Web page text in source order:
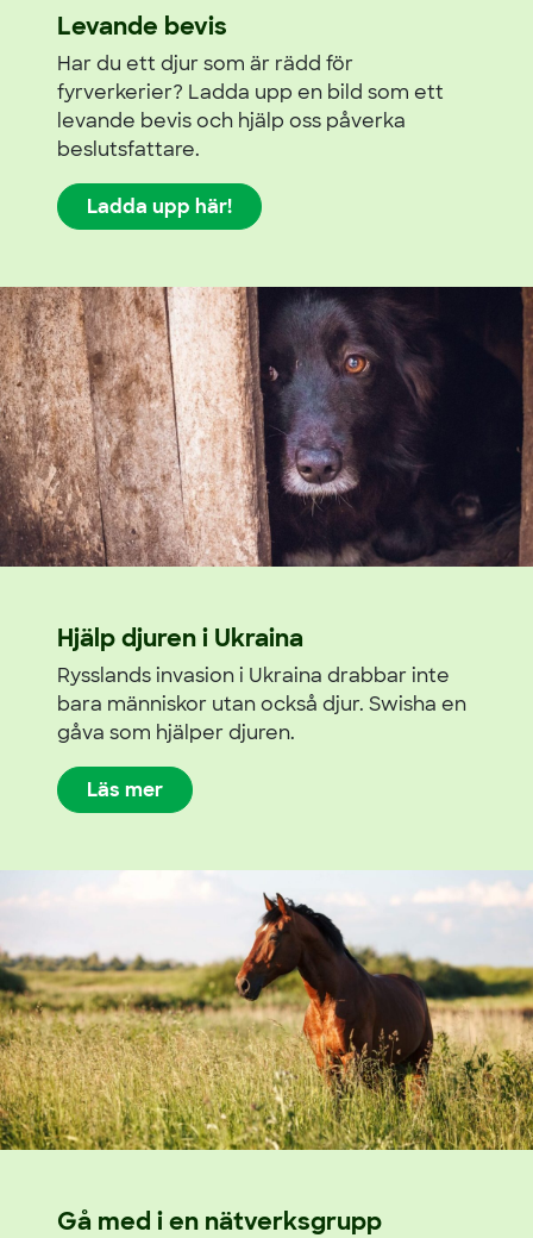
Levande bevis
Har du ett djur som är rädd för
fyrverkerier? Ladda upp en bild som ett
levande bevis och hjälp oss påverka
beslutsfattare.
Ladda upp här!
Hjälp djuren i Ukraina
Rysslands invasion i Ukraina drabbar inte
bara människor utan också djur. Swisha en
gåva som hjälper djuren.
Läs mer
Gå med i en nätverksgrupp